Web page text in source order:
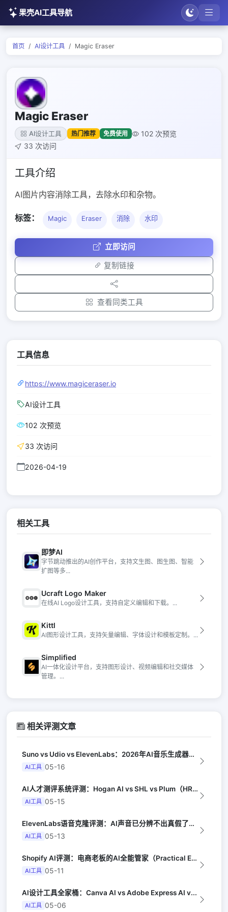
果壳AI工具导航
首页 AI设计工具 Magic Eraser
Magic Eraser
AI设计工具 热门推荐 免费使用
102 次预览
33 次访问
工具介绍
AI图片内容消除工具，去除水印和杂物。
标签： Magic Eraser 消除 水印
立即访问
复制链接
查看同类工具
工具信息
https://www.magiceraser.io
AI设计工具
102 次预览
33 次访问
2026-04-19
相关工具
即梦AI
字节跳动推出的AI创作平台，支持文生图、图生图、智能
扩图等多...
Ucraft Logo Maker
在线AI Logo设计工具，支持自定义编辑和下载。...
Kittl
AI图形设计工具，支持矢量编辑、字体设计和模板定制。...
Simplified
AI一体化设计平台，支持图形设计、视频编辑和社交媒体
管理。...
相关评测文章
Suno vs Udio vs ElevenLabs：2026年AI音乐生成器三...
AI工具 05-16
AI人才测评系统评测：Hogan AI vs SHL vs Plum（HR Ex...
AI工具 05-15
ElevenLabs语音克隆评测：AI声音已分辨不出真假了（Ars Techni...
AI工具 05-13
Shopify AI评测：电商老板的AI全能管家（Practical Ecomm...
AI工具 05-11
AI设计工具全家桶：Canva AI vs Adobe Express AI v...
AI工具 05-06